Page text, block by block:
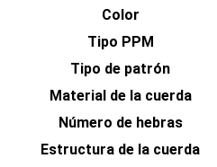
Color
Tipo PPM
Tipo de patrón
Material de la cuerda
Número de hebras
Estructura de la cuerda